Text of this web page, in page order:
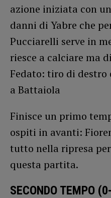
azione iniziata con
danni di Yabre che
Pucciarelli serve in
riesce a calciare ma
Fedato: tiro di destro
a Battaiola
Finisce un primo
ospiti in avanti:
tutto nella ripresa
questa partita.
SECONDO TEMPO